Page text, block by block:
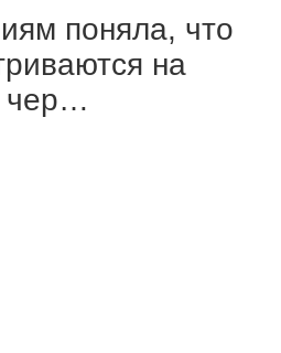
поняла, что
на
чер…